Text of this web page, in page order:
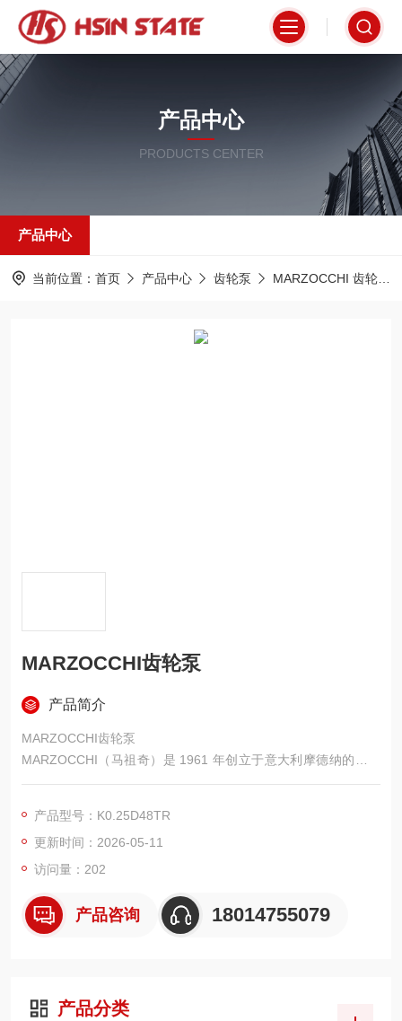
产品中心
PRODUCTS CENTER
产品中心
当前位置： 首页 产品中心 齿轮泵 MARZOCCHI 齿轮泵
MARZOCCHI齿轮泵
产品简介
MARZOCCHI齿轮泵
MARZOCCHI（马祖奇）是 1961 年创立于意大利摩德纳的专业
齿轮泵制造商，是全球高压外啮合齿轮泵的品牌之一，以高压、
业机械、环卫车辆及工业液压领域。
产品型号：K0.25D48TR
更新时间：2026-05-11
访问量：202
产品咨询 18014755079
产品分类